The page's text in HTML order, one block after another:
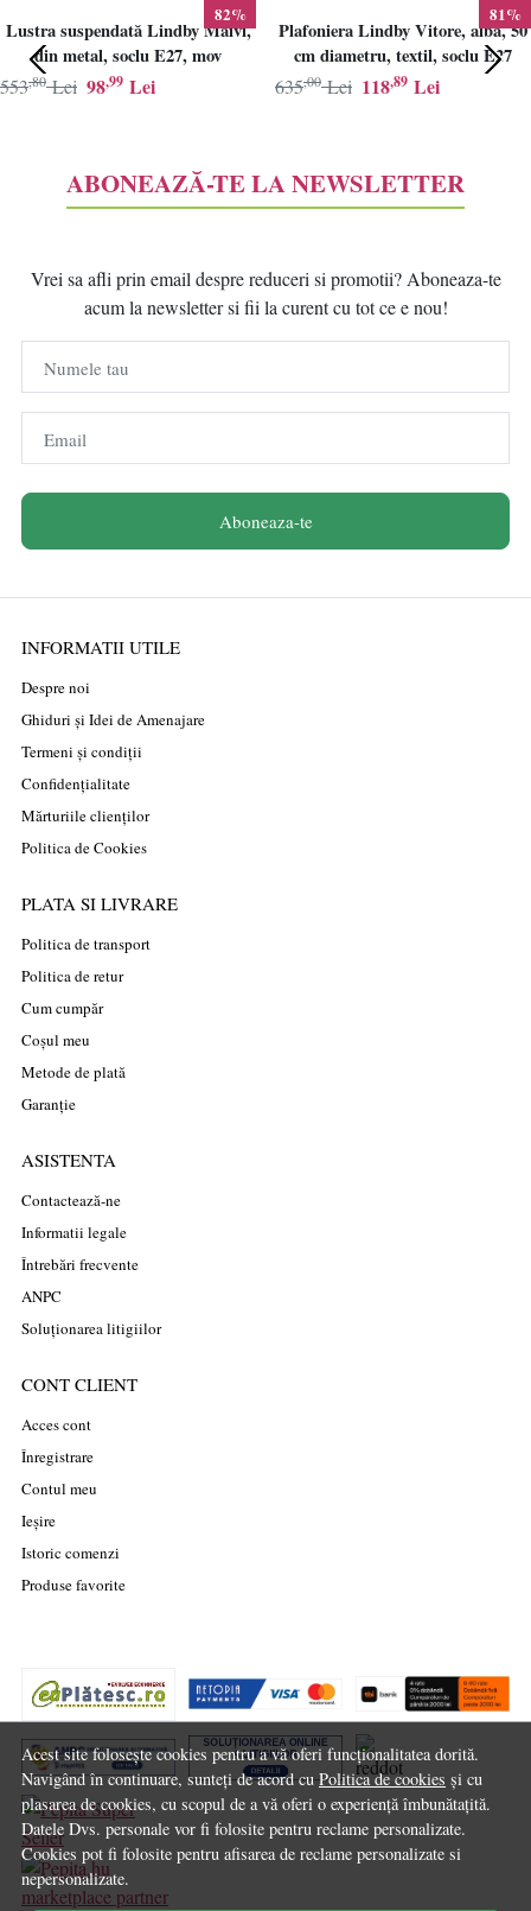
Acest site folosește cookies pentru a vă oferi funcționalitatea dorită.
Navigând în continuare, sunteți de acord cuPolitica de cookies și cu
plasarea de cookies, cu scopul de a vă oferi o experiență îmbunătațită.
Datele Dvs. personale vor fi folosite pentru reclame personalizate.
Cookies pot fi folosite pentru afisarea de reclame personalizate si
nepersonalizate.
82%
Lustra suspendată Lindby Maivi,
din metal, soclu E27, mov
98,99 Lei
553,80 Lei
81%
Plafoniera Lindby Vitore, alba, 50
cm diametru, textil, soclu E27
118,89 Lei
635,00 Lei
ABONEAZĂ-TE LA NEWSLETTER
Vrei sa afli prin email despre reduceri si promotii? Aboneaza-te
acum la newsletter si fii la curent cu tot ce e nou!
Numele tau
Email
Aboneaza-te
INFORMATII UTILE
Despre noi
Ghiduri și Idei de Amenajare
Termeni și condiții
Confidențialitate
Mărturiile clienților
Politica de Cookies
PLATA SI LIVRARE
Politica de transport
Politica de retur
Cum cumpăr
Coșul meu
Metode de plată
Garanție
ASISTENTA
Contactează-ne
Informatii legale
Întrebări frecvente
ANPC
Soluționarea litigiilor
CONT CLIENT
Acces cont
Înregistrare
Contul meu
Ieșire
Istoric comenzi
Produse favorite
marketplace partner